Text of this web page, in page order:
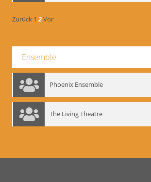
Zurück 1 2Vor
Ensemble
Phoenix Ensemble
The Living Theatre